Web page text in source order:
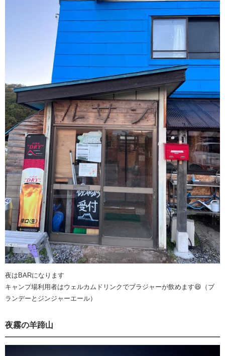
夜はBARになります
キャンプ場利用者はウェルカムドリンクでブラジャーが飲めます😆（ブ
ランデーとジンジャーエール）
夜霧の羊蹄山